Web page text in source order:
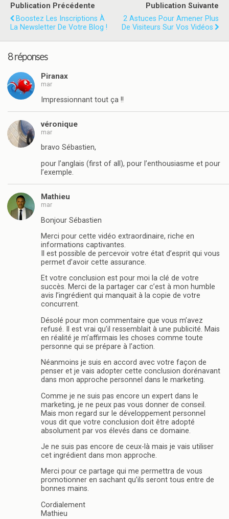
Publication Précédente
Boostez Les Inscriptions À
La Newsletter De Votre Blog !
Publication Suivante
2 Astuces Pour Amener Plus
De Visiteurs Sur Vos Vidéos
8 réponses
Piranax
mar
Impressionnant tout ça !!
véronique
mar
bravo Sébastien,
pour l’anglais (first of all), pour l’enthousiasme et pour
l’exemple.
Mathieu
mar
Bonjour Sébastien
Merci pour cette vidéo extraordinaire, riche en
informations captivantes.
Il est possible de percevoir votre état d’esprit qui vous
permet d’avoir cette assurance.
Et votre conclusion est pour moi la clé de votre
succès. Merci de la partager car c’est à mon humble
avis l’ingrédient qui manquait à la copie de votre
concurrent.
Désolé pour mon commentaire que vous m’avez
refusé. Il est vrai qu’il ressemblait à une publicité. Mais
en réalité je m’affirmais les choses comme toute
personne qui se prépare à l’action.
Néanmoins je suis en accord avec votre façon de
penser et je vais adopter cette conclusion dorénavant
dans mon approche personnel dans le marketing.
Comme je ne suis pas encore un expert dans le
marketing, je ne peux pas vous donner de conseil.
Mais mon regard sur le développement personnel
vous dit que votre conclusion doit être adopté
absolument par vos élevés dans ce domaine.
Je ne suis pas encore de ceux-là mais je vais utiliser
cet ingrédient dans mon approche.
Merci pour ce partage qui me permettra de vous
promotionner en sachant qu’ils seront tous entre de
bonnes mains.
Cordialement
Mathieu